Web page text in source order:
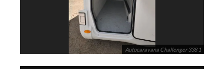
Autocaravana Challenger 338 1